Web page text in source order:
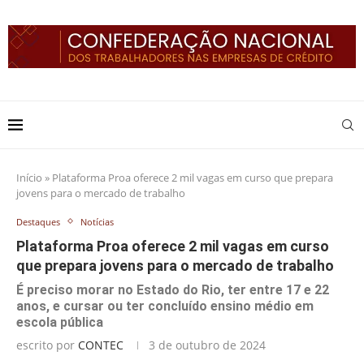
Início » Plataforma Proa oferece 2 mil vagas em curso que prepara
jovens para o mercado de trabalho
Destaques Notícias
Plataforma Proa oferece 2 mil vagas em curso
que prepara jovens para o mercado de trabalho
É preciso morar no Estado do Rio, ter entre 17 e 22
anos, e cursar ou ter concluído ensino médio em
escola pública
escrito por CONTEC 3 de outubro de 2024